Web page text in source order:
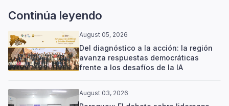
Continúa leyendo
August 05, 2026
Del diagnóstico a la acción: la región
avanza respuestas democráticas
frente a los desafíos de la IA
August 03, 2026